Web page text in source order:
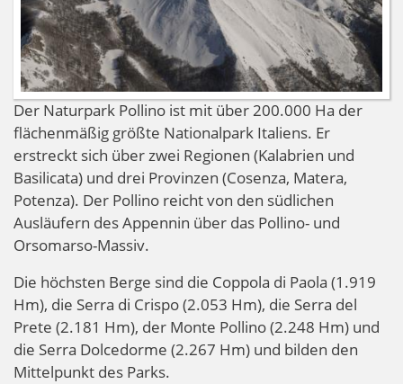
Der Naturpark Pollino ist mit über 200.000 Ha der
flächenmäßig größte Nationalpark Italiens. Er
erstreckt sich über zwei Regionen (Kalabrien und
Basilicata) und drei Provinzen (Cosenza, Matera,
Potenza). Der Pollino reicht von den südlichen
Ausläufern des Appennin über das Pollino- und
Orsomarso-Massiv.
Die höchsten Berge sind die Coppola di Paola (1.919
Hm), die Serra di Crispo (2.053 Hm), die Serra del
Prete (2.181 Hm), der Monte Pollino (2.248 Hm) und
die Serra Dolcedorme (2.267 Hm) und bilden den
Mittelpunkt des Parks.